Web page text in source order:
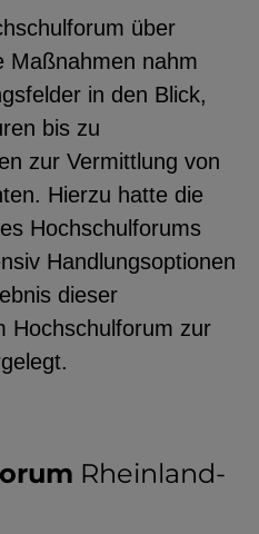
über
Maßnahmen nahm
in den Blick,
bis zu
zur Vermittlung von
Hierzu hatte die
Hochschulforums
Handlungsoptionen
dieser
Hochschulforum zur
Rheinland-